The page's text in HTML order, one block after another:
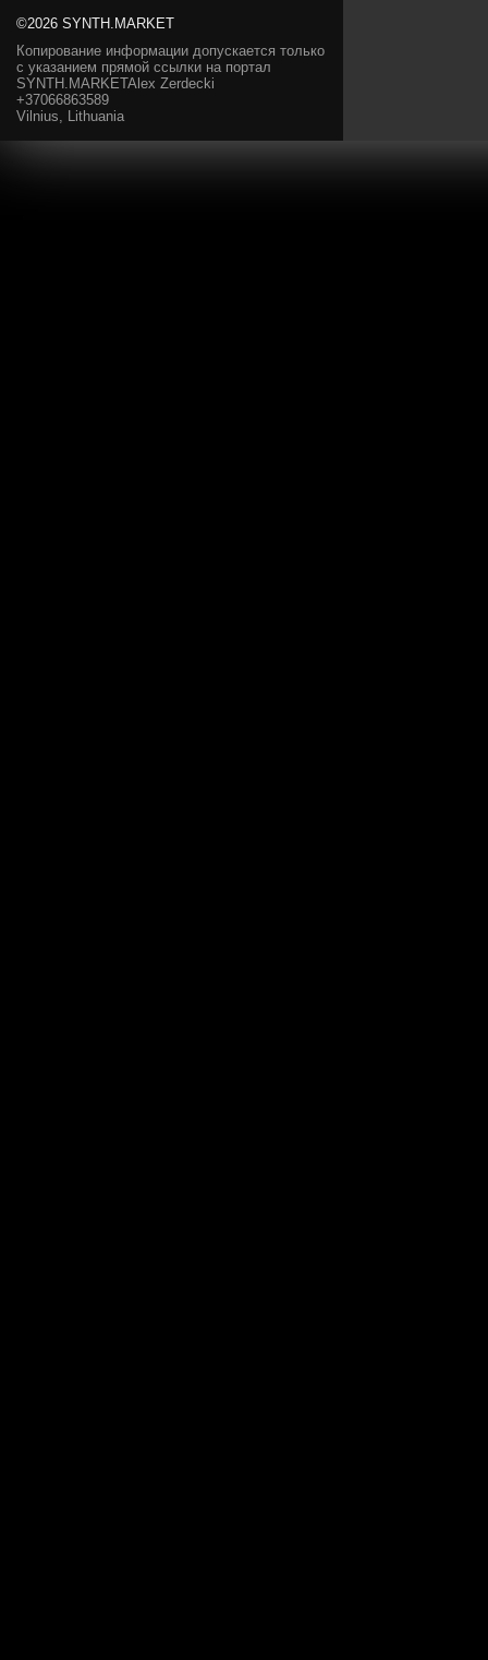
©2026 SYNTH.MARKET
Копирование информации допускается только
с указанием прямой ссылки на портал
SYNTH.MARKETAlex Zerdecki
+37066863589
Vilnius, Lithuania